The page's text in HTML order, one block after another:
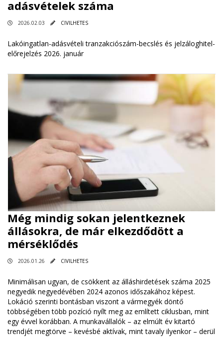
adásvételek száma
2026.02.03 CIVILHETES
Lakóingatlan-adásvételi tranzakciószám-becslés és jelzáloghitel-
előrejelzés 2026. január
Még mindig sokan jelentkeznek
állásokra, de már elkezdődött a
mérséklődés
2026.01.26 CIVILHETES
Minimálisan ugyan, de csökkent az álláshirdetések száma 2025
negyedik negyedévében 2024 azonos időszakához képest.
Lokáció szerinti bontásban viszont a vármegyék döntő
többségében több pozíció nyílt meg az említett ciklusban, mint
egy évvel korábban. A munkavállalók – az elmúlt év kitartó
trendjét megtörve – kevésbé aktívak, mint tavaly ilyenkor – derül